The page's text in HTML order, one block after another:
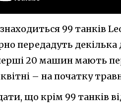
знаходиться 99 танків
передадуть
20 машин мають
– на початку
що крім 99 танків